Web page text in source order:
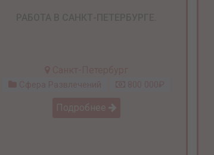
Сфера Развлечений 800 000₽
Подробнее